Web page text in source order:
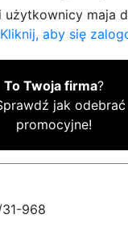
użytkownicy maja
Kliknij, aby się
To Twoja firma?
jak odebrać
promocyjne!
968